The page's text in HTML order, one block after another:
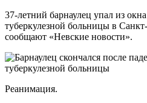
37-летний барнаулец упал из
туберкулезной больницы в
сообщают «Невские новости».
Реанимация.